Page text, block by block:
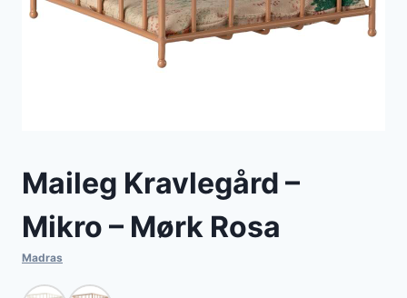
Maileg Kravlegård –
Mikro – Mørk Rosa
Madras